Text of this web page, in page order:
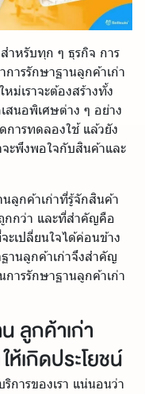
ำหรับทุก ๆ ธุรกิจ การ
ารรักษาฐานลูกค้าเก่า
ม่เราจะต้องสร้างทั้ง
สนอพิเศษต่าง ๆ อย่าง
การทดลองใช้ แล้วยัง
ะพึงพอใจกับสินค้าและ
ลูกค้าเก่าที่รู้จักสินค้า
กกว่า และที่สำคัญคือ
เปลี่ยนใจได้ค่อนข้าง
านลูกค้าเก่าจึงสำคัญ
ารรักษาฐานลูกค้าเก่า
ลูกค้าเก่า
ห้เกิดประโยชน์
การของเรา แน่นอนว่า